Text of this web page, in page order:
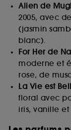
Alien de
2005, avec
(jasmin
blanc).
For Her de
moderne et
rose, de
La Vie est
floral avec
iris, vanille